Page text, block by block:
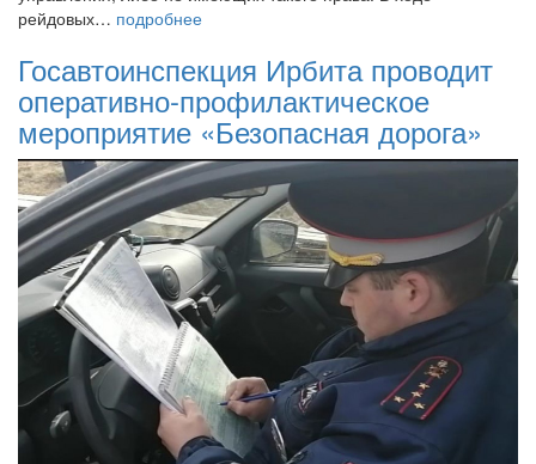
рейдовых… подробнее
Госавтоинспекция Ирбита проводит
оперативно-профилактическое
мероприятие «Безопасная дорога»